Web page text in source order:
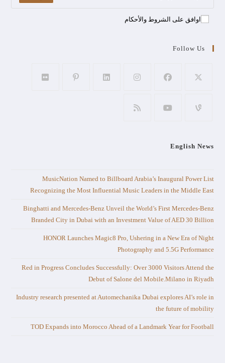
اوافق على الشروط والأحكام
Follow Us
English News
MusicNation Named to Billboard Arabia’s Inaugural Power List
Recognizing the Most Influential Music Leaders in the Middle East
Binghatti and Mercedes-Benz Unveil the World’s First Mercedes-Benz
Branded City in Dubai with an Investment Value of AED 30 Billion
HONOR Launches Magic8 Pro, Ushering in a New Era of Night
Photography and 5.5G Performance
Red in Progress Concludes Successfully: Over 3000 Visitors Attend the
Debut of Salone del Mobile.Milano in Riyadh
Industry research presented at Automechanika Dubai explores AI’s role in
the future of mobility
TOD Expands into Morocco Ahead of a Landmark Year for Football